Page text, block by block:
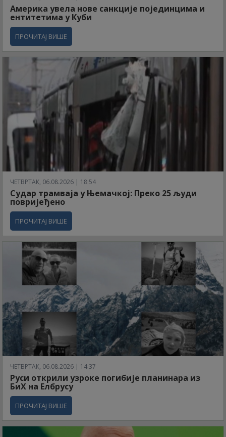
Америка увела нове санкције појединцима и
ентитетима у Куби
ПРОЧИТАЈ ВИШЕ
ЧЕТВРТАК, 06.08.2026 | 18:54
Судар трамваја у Њемачкој: Преко 25 људи
повријеђено
ПРОЧИТАЈ ВИШЕ
ЧЕТВРТАК, 06.08.2026 | 14:37
Руси открили узроке погибије планинара из
БиХ на Елбрусу
ПРОЧИТАЈ ВИШЕ